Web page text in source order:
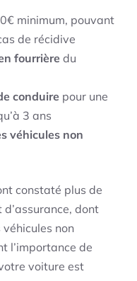
minimum, pouvant
de récidive
fourrière du
conduire pour une
3 ans
véhicules non
constaté plus de
dont
non
l’importance de
voiture est